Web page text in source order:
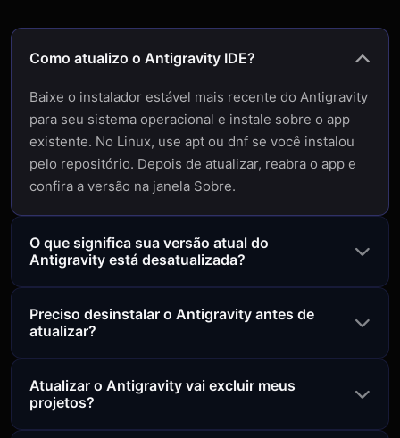
Como atualizo o Antigravity IDE?
Baixe o instalador estável mais recente do Antigravity
para seu sistema operacional e instale sobre o app
existente. No Linux, use apt ou dnf se você instalou
pelo repositório. Depois de atualizar, reabra o app e
confira a versão na janela Sobre.
O que significa sua versão atual do
Antigravity está desatualizada?
Preciso desinstalar o Antigravity antes de
atualizar?
Atualizar o Antigravity vai excluir meus
projetos?